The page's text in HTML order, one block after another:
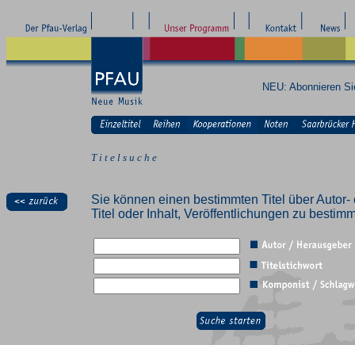
NEU: Abonnieren
T i t e l s u c h e
Sie können einen bestimmten Titel über
Titel oder Inhalt, Veröffentlichungen zu